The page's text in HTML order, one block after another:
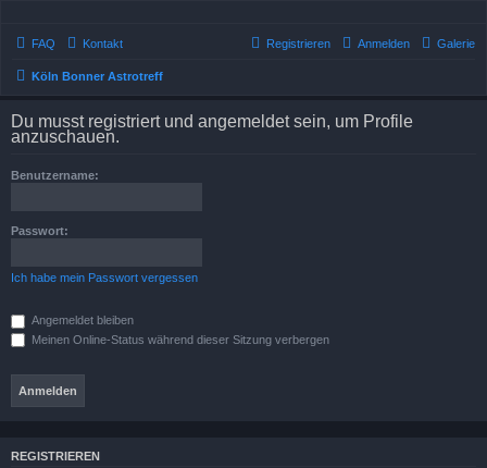
Galerie
FAQ Kontakt Anmelden
Registrieren
Köln Bonner Astrotreff
Du musst registriert und angemeldet sein, um Profile
anzuschauen.
Benutzername:
Passwort:
Ich habe mein Passwort vergessen
Angemeldet bleiben
Meinen Online-Status während dieser Sitzung verbergen
REGISTRIEREN